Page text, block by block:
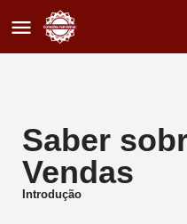
Saber
Vendas
Introdução